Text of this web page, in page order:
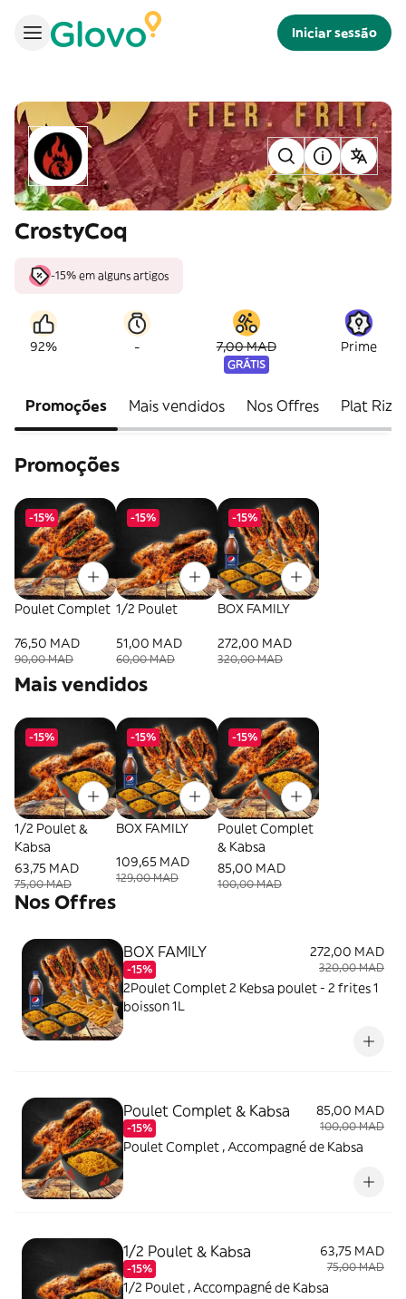
Iniciar sessão
CrostyCoq
-15% em alguns artigos
92% - 7,00 MAD
GRÁTIS
Prime
Promoções Mais vendidos Nos Offres Plat Riz
Promoções
-15%
Poulet Complet
76,50 MAD
90,00 MAD
-15%
1/2 Poulet
51,00 MAD
60,00 MAD
-15%
BOX FAMILY
272,00 MAD
320,00 MAD
Mais vendidos
-15%
1/2 Poulet &
Kabsa
63,75 MAD
75,00 MAD
-15%
BOX FAMILY
109,65 MAD
129,00 MAD
-15%
Poulet Complet
& Kabsa
85,00 MAD
100,00 MAD
Nos Offres
BOX FAMILY
-15%
272,00 MAD
320,00 MAD
2Poulet Complet 2 Kebsa poulet - 2 frites 1
boisson 1L
Poulet Complet & Kabsa
-15%
85,00 MAD
100,00 MAD
Poulet Complet , Accompagné de Kabsa
1/2 Poulet & Kabsa
-15%
63,75 MAD
75,00 MAD
1/2 Poulet , Accompagné de Kabsa